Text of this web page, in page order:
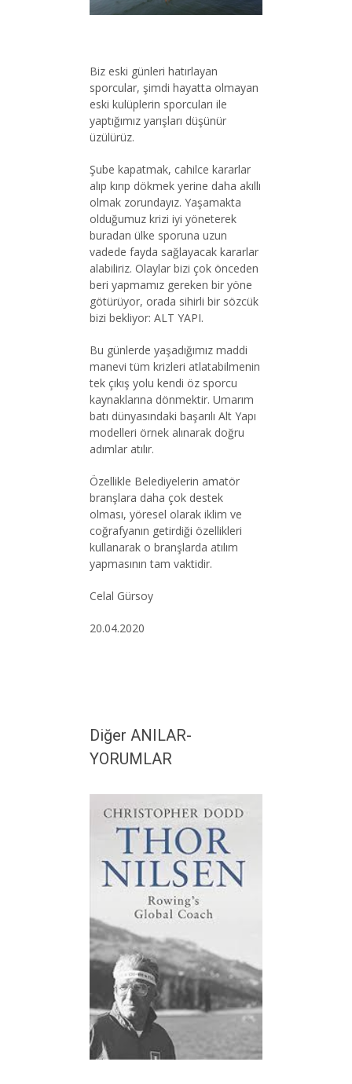
Biz eski günleri hatırlayan
sporcular, şimdi hayatta olmayan
eski kulüplerin sporcuları ile
yaptığımız yarışları düşünür
üzülürüz.
Şube kapatmak, cahilce kararlar
alıp kırıp dökmek yerine daha akıllı
olmak zorundayız. Yaşamakta
olduğumuz krizi iyi yöneterek
buradan ülke sporuna uzun
vadede fayda sağlayacak kararlar
alabiliriz. Olaylar bizi çok önceden
beri yapmamız gereken bir yöne
götürüyor, orada sihirli bir sözcük
bizi bekliyor: ALT YAPI.
Bu günlerde yaşadığımız maddi
manevi tüm krizleri atlatabilmenin
tek çıkış yolu kendi öz sporcu
kaynaklarına dönmektir. Umarım
batı dünyasındaki başarılı Alt Yapı
modelleri örnek alınarak doğru
adımlar atılır.
Özellikle Belediyelerin amatör
branşlara daha çok destek
olması, yöresel olarak iklim ve
coğrafyanın getirdiği özellikleri
kullanarak o branşlarda atılım
yapmasının tam vaktidir.
Celal Gürsoy
20.04.2020
Diğer ANILAR-
YORUMLAR